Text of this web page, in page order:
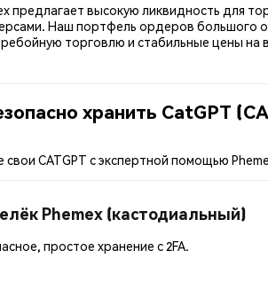
предлагает высокую ликвидность для
Наш портфель ордеров большого
торговлю и стабильные цены на
хранить CatGPT
CATGPT с экспертной помощью
Phemex (кастодиальный)
простое хранение с 2FA.